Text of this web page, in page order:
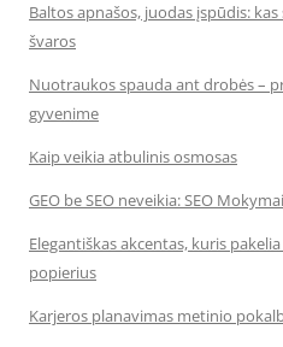
Baltos apnašos, juodas įspūdis:
švaros
Nuotraukos spauda ant drobės –
gyvenime
Kaip veikia atbulinis osmosas
GEO be SEO neveikia: SEO
Elegantiškas akcentas, kuris
popierius
Karjeros planavimas metinio